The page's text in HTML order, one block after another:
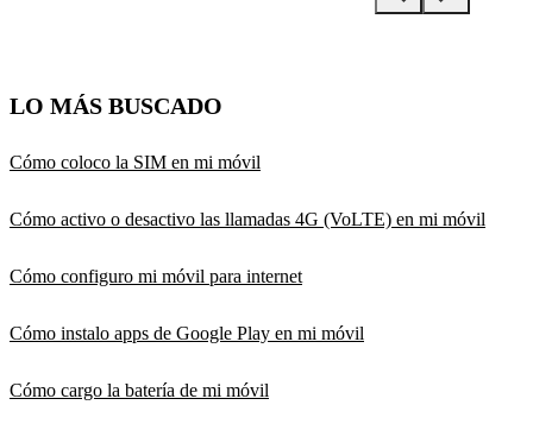
LO MÁS BUSCADO
Cómo coloco la SIM en mi móvil
Cómo activo o desactivo las llamadas 4G (VoLTE) en mi móvil
Cómo configuro mi móvil para internet
Cómo instalo apps de Google Play en mi móvil
Cómo cargo la batería de mi móvil